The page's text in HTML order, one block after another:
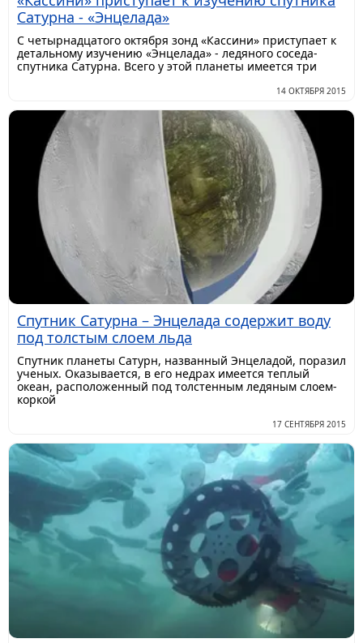
Сатурна - «Энцелада»
С четырнадцатого октября зонд «Кассини» приступает к
детальному изучению «Энцелада» - ледяного соседа-
спутника Сатурна. Всего у этой планеты имеется три
14 ОКТЯБРЯ 2015
Спутник Сатурна – Энцелада содержит воду
под толстым слоем льда
Спутник планеты Сатурн, названный Энцеладой, поразил
ученых. Оказывается, в его недрах имеется теплый
океан, расположенный под толстенным ледяным слоем-
коркой
17 СЕНТЯБРЯ 2015